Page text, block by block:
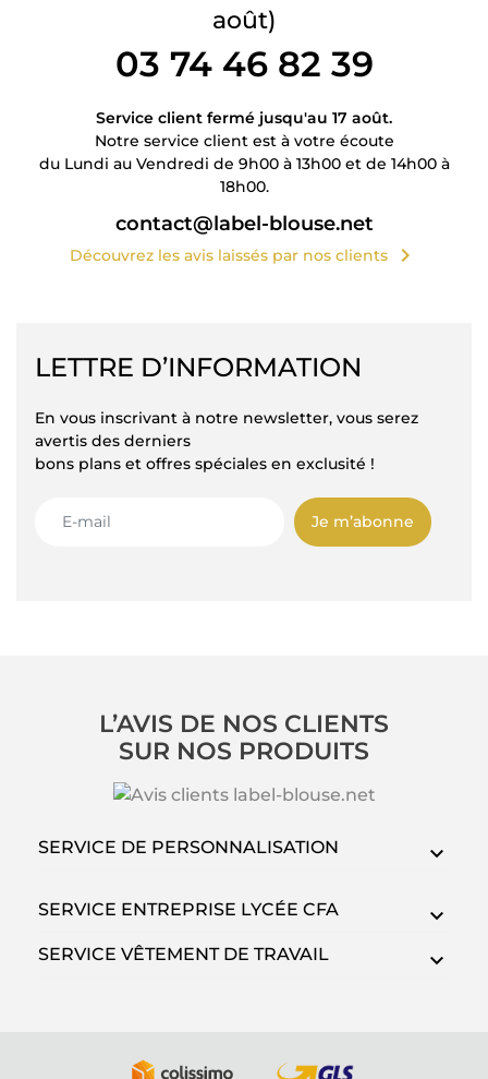
août)
03 74 46 82 39
Service client fermé jusqu'au 17 août.
Notre service client est à votre écoute
du Lundi au Vendredi de 9h00 à 13h00 et de 14h00 à
18h00.
contact@label-blouse.net
Découvrez les avis laissés par nos clients chevron_right
LETTRE D’INFORMATION
En vous inscrivant à notre newsletter, vous serez
avertis des derniers
bons plans et offres spéciales en exclusité !
Je m’abonne
L’AVIS DE NOS CLIENTS
SUR NOS PRODUITS
SERVICE DE PERSONNALISATION
SERVICE ENTREPRISE LYCÉE CFA
SERVICE VÊTEMENT DE TRAVAIL